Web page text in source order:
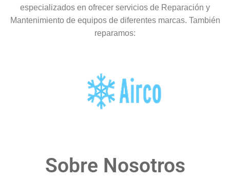
especializados en ofrecer servicios de Reparación y
Mantenimiento de equipos de diferentes marcas. También
reparamos:
Sobre Nosotros